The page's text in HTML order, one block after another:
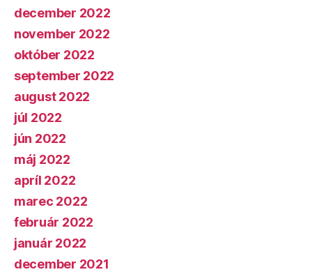
december 2022
november 2022
október 2022
september 2022
august 2022
júl 2022
jún 2022
máj 2022
apríl 2022
marec 2022
február 2022
január 2022
december 2021